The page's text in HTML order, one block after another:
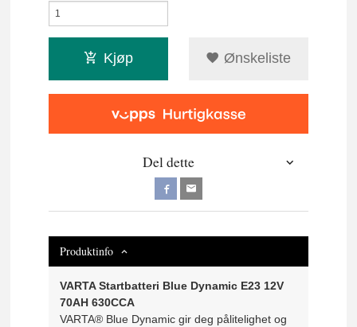
Kjøp Ønskeliste
Del dette
Produktinfo
VARTA Startbatteri Blue Dynamic E23 12V
70AH 630CCA
VARTA® Blue Dynamic gir deg pålitelighet og